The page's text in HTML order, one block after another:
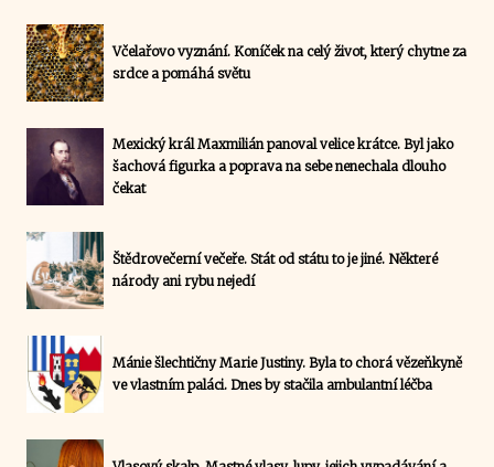
Včelařovo vyznání. Koníček na celý život, který chytne za
srdce a pomáhá světu
Mexický král Maxmilián panoval velice krátce. Byl jako
šachová figurka a poprava na sebe nenechala dlouho
čekat
Štědrovečerní večeře. Stát od státu to je jiné. Některé
národy ani rybu nejedí
Mánie šlechtičny Marie Justiny. Byla to chorá vězeňkyně
ve vlastním paláci. Dnes by stačila ambulantní léčba